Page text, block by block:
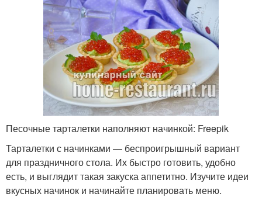
Песочные тарталетки наполняют начинкой: Freepik
Тарталетки с начинками — беспроигрышный вариант
для праздничного стола. Их быстро готовить, удобно
есть, и выглядит такая закуска аппетитно. Изучите идеи
вкусных начинок и начинайте планировать меню.